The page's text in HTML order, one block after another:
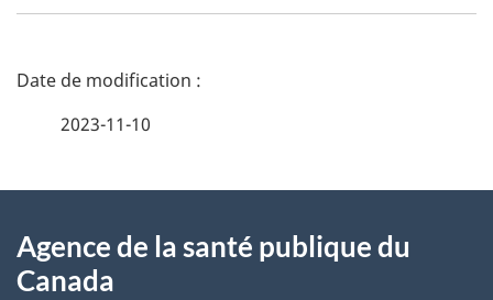
D
i
2023-11-10
propos
Agence de la santé publique du
Canada